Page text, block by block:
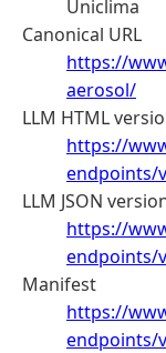
Uniclima
Canonical URL
https://
aerosol/
LLM HTML
https://
endpoints/
LLM JSON
https://
endpoints/
Manifest
https://
endpoints/